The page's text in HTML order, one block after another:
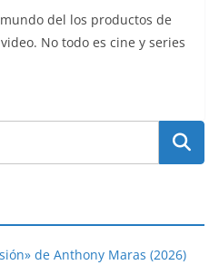
del los productos de
No todo es cine y series
de Anthony Maras (2026)